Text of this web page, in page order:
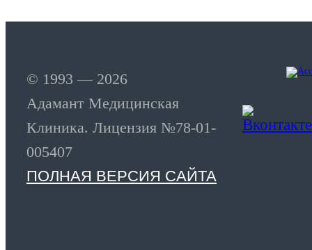
© 1993 — 2026
Адамант Медицинская
Клиника. Лицензия №78-01-
005407
ПОЛНАЯ ВЕРСИЯ САЙТА